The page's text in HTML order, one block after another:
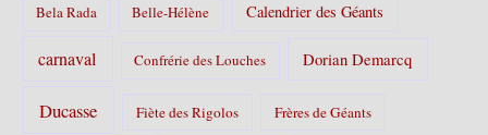
Bela Rada Belle-Hélène Calendrier des Géants
carnaval Confrérie des Louches Dorian Demarcq
Ducasse Fiète des Rigolos Frères de Géants